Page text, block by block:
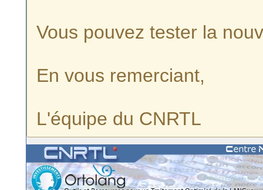
Vous pouvez tester la
En vous remerciant,
L'équipe du CNRTL